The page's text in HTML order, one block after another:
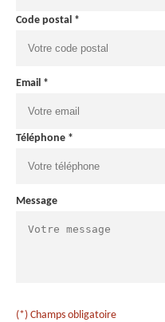
Code postal *
Email *
Téléphone *
Message
(*) Champs obligatoire